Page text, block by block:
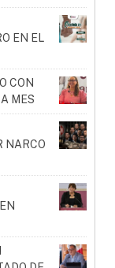
EN EL
CON
MES
NARCO